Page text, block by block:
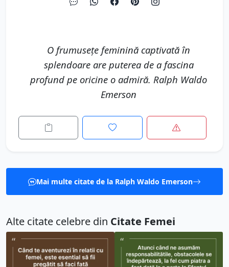
O frumusețe feminină captivată în
splendoare are puterea de a fascina
profund pe oricine o admiră. Ralph Waldo
Emerson
Mai multe citate de la Ralph Waldo Emerson
Alte citate celebre din Citate Femei